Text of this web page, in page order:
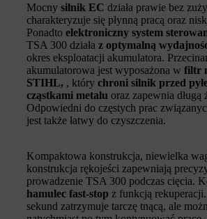
Mocny silnik EC działa prawie bez
charakteryzuje się płynną pracą oraz
Ponadto elektroniczny system
TSA 300 działa z optymalną
okres eksploatacji akumulatora.
akumulatorowa jest wyposażona w filtr
STIHL, , który chroni silnik przed
cząstkami metalu oraz zapewnia długą
Odpowiedni do częstych prac
jest także łatwy do czyszczenia.
Kompaktowa konstrukcja, niewielka
konstrukcja rękojeści zapewniają
prowadzenie TSA 300 podczas cięcia.
hamulec fast-stop z funkcją
sekund zatrzymuje tarczę tnącą, ale